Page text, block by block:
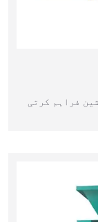
فراہم کرتی